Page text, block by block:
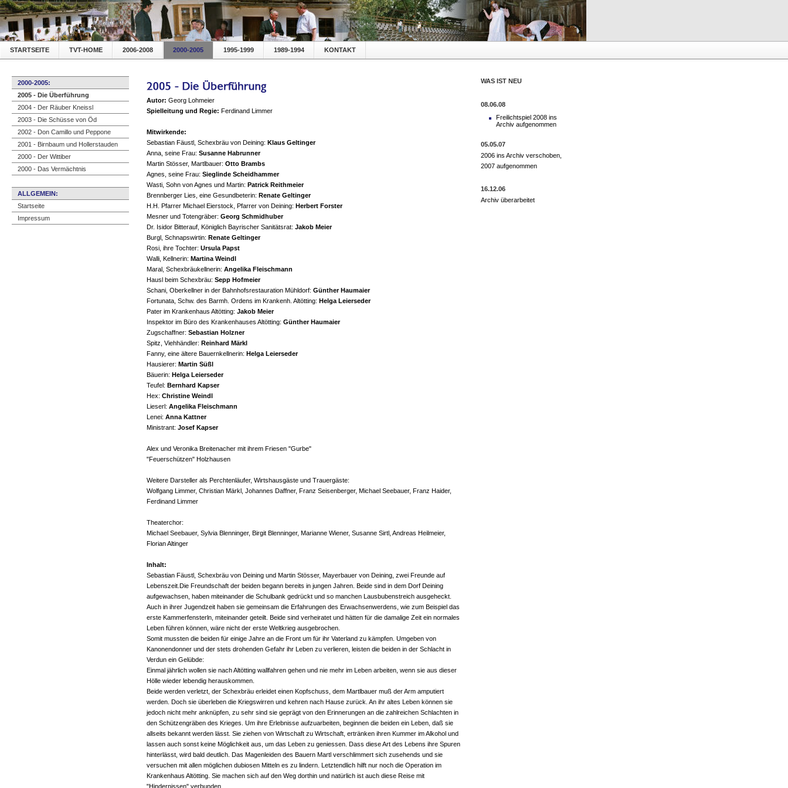
STARTSEITE TVT-HOME 2006-2008 2000-2005 1995-1999 1989-1994 KONTAKT
2000-2005:
2005 - Die Überführung
2004 - Der Räuber Kneissl
2003 - Die Schüsse von Öd
2002 - Don Camillo und Peppone
2001 - Birnbaum und Hollerstauden
2000 - Der Wittiber
2000 - Das Vermächtnis
ALLGEMEIN:
Startseite
Impressum
Autor: Georg Lohmeier
Spielleitung und Regie: Ferdinand Limmer
Mitwirkende:
Sebastian Fäustl, Schexbräu von Deining: Klaus Geltinger
Anna, seine Frau: Susanne Habrunner
Martin Stösser, Martlbauer: Otto Brambs
Agnes, seine Frau: Sieglinde Scheidhammer
Wasti, Sohn von Agnes und Martin: Patrick Reithmeier
Brennberger Lies, eine Gesundbeterin: Renate Geltinger
H.H. Pfarrer Michael Eierstock, Pfarrer von Deining: Herbert Forster
Mesner und Totengräber: Georg Schmidhuber
Dr. Isidor Bitterauf, Königlich Bayrischer Sanitätsrat: Jakob Meier
Burgl, Schnapswirtin: Renate Geltinger
Rosi, ihre Tochter: Ursula Papst
Walli, Kellnerin: Martina Weindl
Maral, Schexbräukellnerin: Angelika Fleischmann
Hausl beim Schexbräu: Sepp Hofmeier
Schani, Oberkellner in der Bahnhofsrestauration Mühldorf: Günther Haumaier
Fortunata, Schw. des Barmh. Ordens im Krankenh. Altötting: Helga Leierseder
Pater im Krankenhaus Altötting: Jakob Meier
Inspektor im Büro des Krankenhauses Altötting: Günther Haumaier
Zugschaffner: Sebastian Holzner
Spitz, Viehhändler: Reinhard Märkl
Fanny, eine ältere Bauernkellnerin: Helga Leierseder
Hausierer: Martin Süßl
Bäuerin: Helga Leierseder
Teufel: Bernhard Kapser
Hex: Christine Weindl
Lieserl: Angelika Fleischmann
Lenei: Anna Kattner
Ministrant: Josef Kapser
Alex und Veronika Breitenacher mit ihrem Friesen "Gurbe"
"Feuerschützen" Holzhausen
Weitere Darsteller als Perchtenläufer, Wirtshausgäste und Trauergäste:
Wolfgang Limmer, Christian Märkl, Johannes Daffner, Franz Seisenberger, Michael Seebauer, Franz Haider,
Ferdinand Limmer
Theaterchor:
Michael Seebauer, Sylvia Blenninger, Birgit Blenninger, Marianne Wiener, Susanne Sirtl, Andreas Heilmeier,
Florian Altinger
Inhalt:
Sebastian Fäustl, Schexbräu von Deining und Martin Stösser, Mayerbauer von Deining, zwei Freunde auf
Lebenszeit.Die Freundschaft der beiden begann bereits in jungen Jahren. Beide sind in dem Dorf Deining
aufgewachsen, haben miteinander die Schulbank gedrückt und so manchen Lausbubenstreich ausgeheckt.
Auch in ihrer Jugendzeit haben sie gemeinsam die Erfahrungen des Erwachsenwerdens, wie zum Beispiel das
erste Kammerfensterln, miteinander geteilt. Beide sind verheiratet und hätten für die damalige Zeit ein normales
Leben führen können, wäre nicht der erste Weltkrieg ausgebrochen.
Somit mussten die beiden für einige Jahre an die Front um für ihr Vaterland zu kämpfen. Umgeben von
Kanonendonner und der stets drohenden Gefahr ihr Leben zu verlieren, leisten die beiden in der Schlacht in
Verdun ein Gelübde:
Einmal jährlich wollen sie nach Altötting wallfahren gehen und nie mehr im Leben arbeiten, wenn sie aus dieser
Hölle wieder lebendig herauskommen.
Beide werden verletzt, der Schexbräu erleidet einen Kopfschuss, dem Martlbauer muß der Arm amputiert
werden. Doch sie überleben die Kriegswirren und kehren nach Hause zurück. An ihr altes Leben können sie
jedoch nicht mehr anknüpfen, zu sehr sind sie geprägt von den Erinnerungen an die zahlreichen Schlachten in
den Schützengräben des Krieges. Um ihre Erlebnisse aufzuarbeiten, beginnen die beiden ein Leben, daß sie
allseits bekannt werden lässt. Sie ziehen von Wirtschaft zu Wirtschaft, ertränken ihren Kummer im Alkohol und
lassen auch sonst keine Möglichkeit aus, um das Leben zu geniessen. Dass diese Art des Lebens ihre Spuren
hinterlässt, wird bald deutlich. Das Magenleiden des Bauern Martl verschlimmert sich zusehends und sie
versuchen mit allen möglichen dubiosen Mitteln es zu lindern. Letztendlich hilft nur noch die Operation im
Krankenhaus Altötting. Sie machen sich auf den Weg dorthin und natürlich ist auch diese Reise mit
"Hindernissen" verbunden.
WAS IST NEU
08.06.08
Freilichtspiel 2008 ins
Archiv aufgenommen
05.05.07
2006 ins Archiv verschoben,
2007 aufgenommen
16.12.06
Archiv überarbeitet